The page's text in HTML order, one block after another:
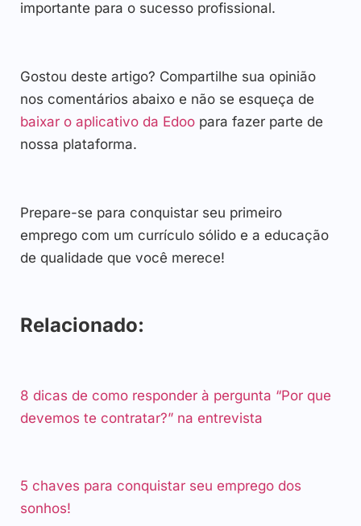
importante para o sucesso profissional.
Gostou deste artigo? Compartilhe sua opinião
nos comentários abaixo e não se esqueça de
baixar o aplicativo da Edoo para fazer parte de
nossa plataforma.
Prepare-se para conquistar seu primeiro
emprego com um currículo sólido e a educação
de qualidade que você merece!
Relacionado:
8 dicas de como responder à pergunta “Por que
devemos te contratar?” na entrevista
5 chaves para conquistar seu emprego dos
sonhos!